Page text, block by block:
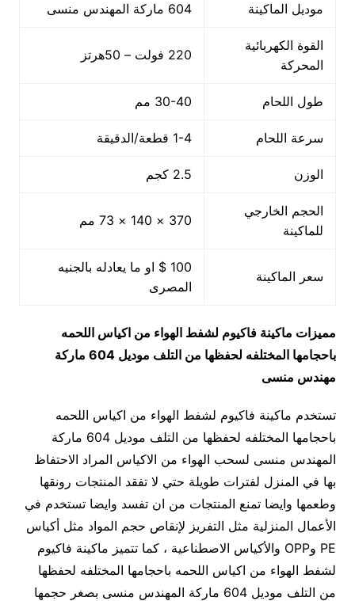
موديل الماكينة 604 ماركة المهندس منسى
القوة الكهربائية
المحركة
220 فولت – 50هرتز
طول اللحام 30-40 مم
سرعة اللحام 1-4 قطعة/الدقيقة
الوزن 2.5 كجم
الحجم الخارجي
للماكينة
370 × 140 × 73 مم
سعر الماكينة
100 $ او ما يعادله بالجنيه
المصرى
مميزات ماكينة فاكيوم لشفط الهواء من اكياس اللحمه
باحجامها المختلفه لحفظها من التلف موديل 604
ماركة
مهندس منسى
تستخدم ماكينة فاكيوم لشفط الهواء من اكياس اللحمه
باحجامها المختلفه لحفظها من التلف موديل 604 ماركة
المهندس منسى لسحب الهواء من الاكياس المراد الاحتفاظ
بها في المنزل لفترات طويلة حتي لا تفقد المنتجات رونقها
وطعمها وايضا تمنع المنتجات من ان تفسد وايضا تستخدم في
الأعمال المنزلية مثل التفريز لإنقاص حجم المواد مثل أكياس
PE وOPP والأكياس الاصطناعية ، كما تتميز ماكينة فاكيوم
لشفط الهواء من اكياس اللحمه باحجامها المختلفه لحفظها
من التلف موديل 604 ماركة المهندس منسى بصغر حجمها